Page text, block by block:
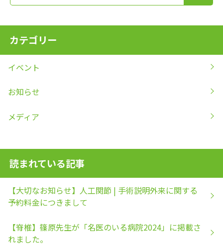
カテゴリー
イベント
お知らせ
メディア
読まれている記事
【大切なお知らせ】人工関節 | 手術説明外来に関する
予約料金につきまして
【脊椎】篠原先生が「名医のいる病院2024」に掲載さ
れました。